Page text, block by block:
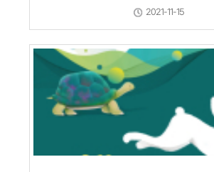
2021-11-15